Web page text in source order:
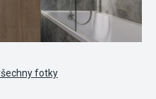
fotky